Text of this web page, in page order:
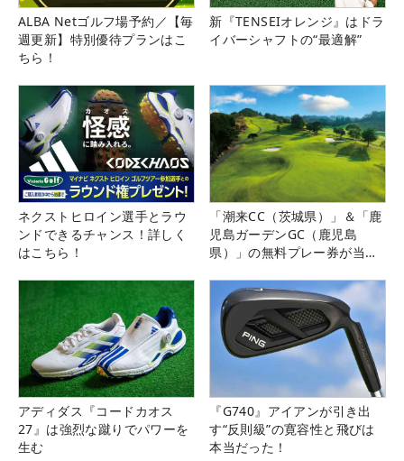
ALBA Netゴルフ場予約／【毎
週更新】特別優待プランはこ
ちら！
新『TENSEIオレンジ』はドラ
イバーシャフトの“最適解”
ネクストヒロイン選手とラウ
ンドできるチャンス！詳しく
はこちら！
「潮来CC（茨城県）」＆「鹿
児島ガーデンGC（鹿児島
県）」の無料プレー券が当た
アディダス『コードカオス
27』は強烈な蹴りでパワーを
生む
『G740』アイアンが引き出
す“反則級”の寛容性と飛びは
本当だった！